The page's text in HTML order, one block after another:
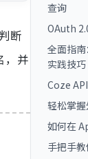
断
，并
查询
OAuth
全面指
实践技巧
Coze
轻松掌
如何在
手把手